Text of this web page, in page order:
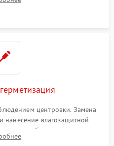
с линз объектива и
центровки. Замена
нанесение влагозащитной
объема прицела
запотевания оптики